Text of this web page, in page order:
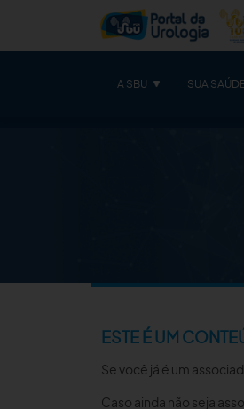
A SBU SUA
ESTE É UM
Se você já é um
Caso ainda não seja